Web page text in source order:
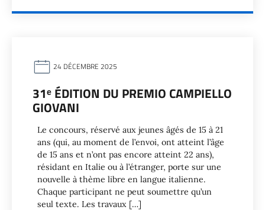
24 DÉCEMBRE 2025
31ᵉ ÉDITION DU PREMIO CAMPIELLO
GIOVANI
Le concours, réservé aux jeunes âgés de 15 à 21
ans (qui, au moment de l’envoi, ont atteint l’âge
de 15 ans et n’ont pas encore atteint 22 ans),
résidant en Italie ou à l’étranger, porte sur une
nouvelle à thème libre en langue italienne.
Chaque participant ne peut soumettre qu’un
seul texte. Les travaux […]